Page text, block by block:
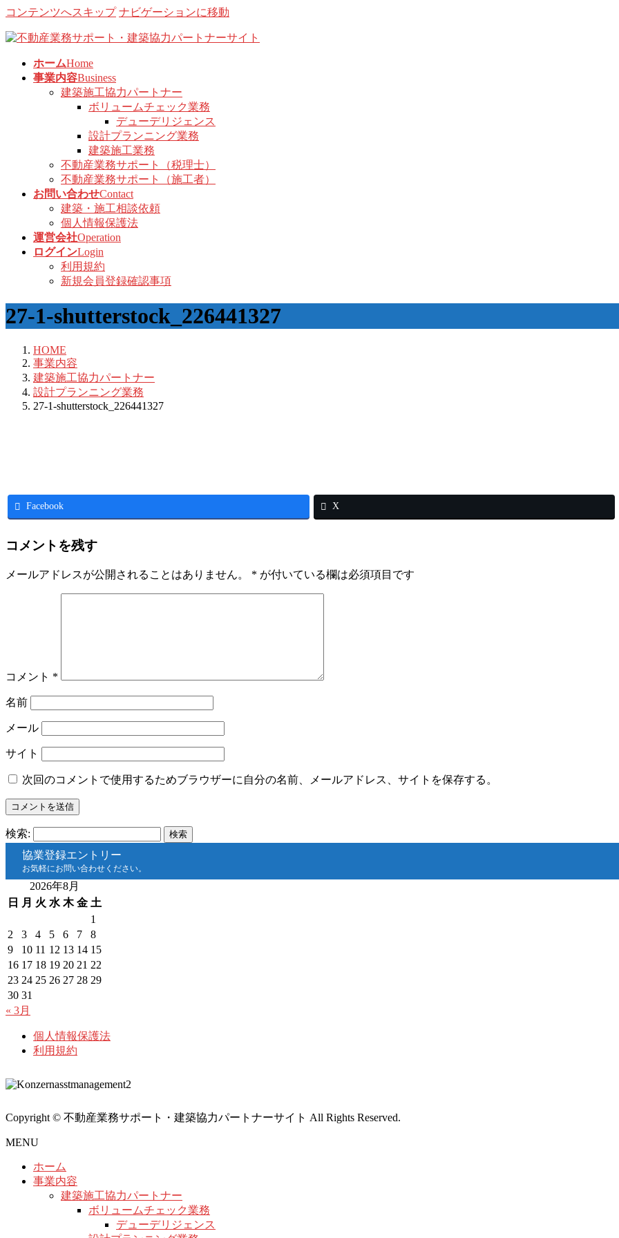
コンテンツへスキップ ナビゲーションに移動
ホームHome
事業内容Business
建築施工協力パートナー
ボリュームチェック業務
デューデリジェンス
設計プランニング業務
建築施工業務
不動産業務サポート（税理士）
不動産業務サポート（施工者）
お問い合わせContact
建築・施工相談依頼
個人情報保護法
運営会社Operation
ログインLogin
利用規約
新規会員登録確認事項
27-1-shutterstock_226441327
HOME
事業内容
建築施工協力パートナー
設計プランニング業務
27-1-shutterstock_226441327
Facebook X
コメントを残す
メールアドレスが公開されることはありません。 * が付いている欄は必須項目です
コメント *
名前
メール
サイト
次回のコメントで使用するためブラウザーに自分の名前、メールアドレス、サイトを保存する。
検索:
協業登録エントリー
お気軽にお問い合わせください。
2026年8月
日
月 火 水 木 金 土
1
2
3 4 5 6 7
8
9
10 11 12 13 14 15
16 17 18 19 20 21 22
23 24 25 26 27 28 29
30 31
« 3月
個人情報保護法
利用規約
Copyright © 不動産業務サポート・建築協力パートナーサイト All Rights Reserved.
MENU
ホーム
事業内容
建築施工協力パートナー
ボリュームチェック業務
デューデリジェンス